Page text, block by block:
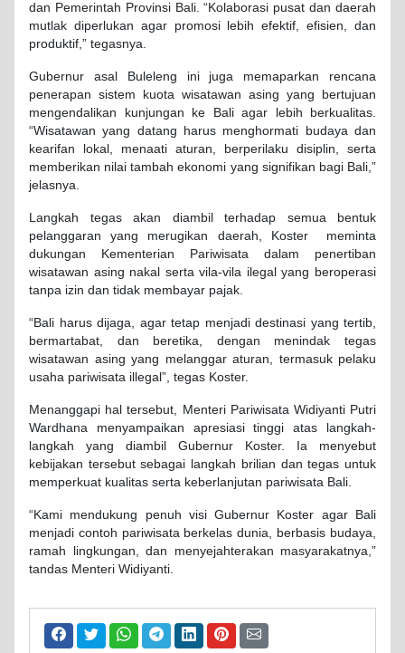
dan Pemerintah Provinsi Bali. “Kolaborasi pusat dan daerah
mutlak diperlukan agar promosi lebih efektif, efisien, dan
produktif,” tegasnya.
Gubernur asal Buleleng ini juga memaparkan rencana
penerapan sistem kuota wisatawan asing yang bertujuan
mengendalikan kunjungan ke Bali agar lebih berkualitas.
“Wisatawan yang datang harus menghormati budaya dan
kearifan lokal, menaati aturan, berperilaku disiplin, serta
memberikan nilai tambah ekonomi yang signifikan bagi Bali,”
jelasnya.
Langkah tegas akan diambil terhadap semua bentuk
pelanggaran yang merugikan daerah, Koster meminta
dukungan Kementerian Pariwisata dalam penertiban
wisatawan asing nakal serta vila-vila ilegal yang beroperasi
tanpa izin dan tidak membayar pajak.
“Bali harus dijaga, agar tetap menjadi destinasi yang tertib,
bermartabat, dan beretika, dengan menindak tegas
wisatawan asing yang melanggar aturan, termasuk pelaku
usaha pariwisata illegal”, tegas Koster.
Menanggapi hal tersebut, Menteri Pariwisata Widiyanti Putri
Wardhana menyampaikan apresiasi tinggi atas langkah-
langkah yang diambil Gubernur Koster. Ia menyebut
kebijakan tersebut sebagai langkah brilian dan tegas untuk
memperkuat kualitas serta keberlanjutan pariwisata Bali.
“Kami mendukung penuh visi Gubernur Koster agar Bali
menjadi contoh pariwisata berkelas dunia, berbasis budaya,
ramah lingkungan, dan menyejahterakan masyarakatnya,”
tandas Menteri Widiyanti.